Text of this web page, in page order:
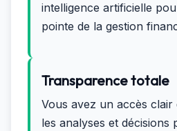
intelligence artificielle
pointe de la gestion
Transparence totale
Vous avez un accès clair
les analyses et décisions